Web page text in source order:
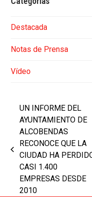
Destacada
Notas de Prensa
Vídeo
previous
post:
UN INFORME DEL
AYUNTAMIENTO DE
ALCOBENDAS
RECONOCE QUE LA
CIUDAD HA
CASI 1.400
EMPRESAS DESDE
2010